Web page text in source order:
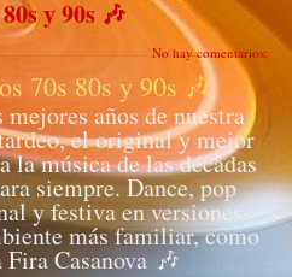
y 90s 🎶
No hay comentarios:
70s 80s y 90s 🎶
años de nuestra
el original y mejor
la música de las décadas
siempre. Dance, pop
y festiva en versiones
más familiar, como
Fira Casanova 🎶